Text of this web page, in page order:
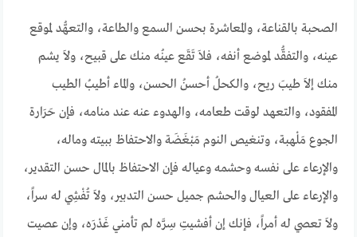
الصحبة بالقناعة، والمعاشرة بحسن السمع والطاعة، والتعهُّد لموقع
عينه، والتفقُّد لموضع أنفه، فلاَ تَقَع عينُه منك على قبيح، ولاَ يشم
منك إلاَ طيبَ ريح، والكحلُ أحسنُ الحسن، والماء أطيبُ الطيب
المفقود، والتعهد لوقت طعامه، والهدوء عنه عند منامه، فإن حَرَارة
الجوع مَلْهبة، وتنغيص النوم مَبْغَضَة والاحتفاظ ببيته وماله،
والإرعاء على نفسه وحشمه وعياله فإن الاحتفاظ بالمال حسن التقدير،
والإرعاء على العيال والحشم جميل حسن التدبير، ولاَ تُفْشِي له سراً،
ولاَ تعصي له أمراً، فإنك إن أفشيتِ سِرَّه لم تأمني غَدْرَه، وإن عصيت